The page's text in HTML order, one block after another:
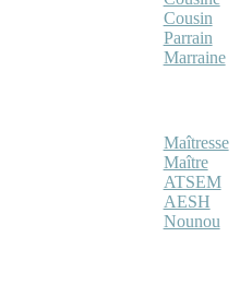
Cousin
Parrain
Marraine
Maîtresse
Maître
ATSEM
AESH
Nounou